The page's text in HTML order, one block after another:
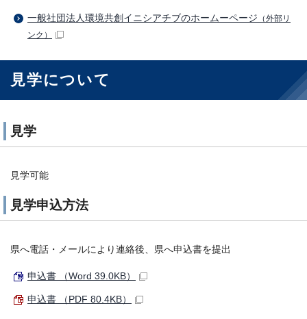
一般社団法人環境共創イニシアチブのホームーページ （外部リ
ンク）
見学について
見学
見学可能
見学申込方法
県へ電話・メールにより連絡後、県へ申込書を提出
申込書 （Word 39.0KB）
申込書 （PDF 80.4KB）